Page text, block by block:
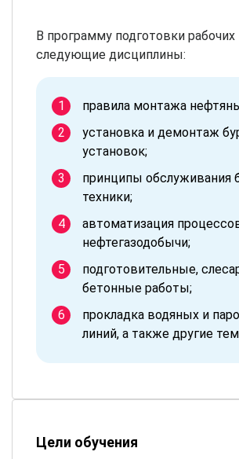
В программу подготовки
следующие дисциплины:
правила монтажа
установка и демонтаж
установок;
принципы обслуживания
техники;
автоматизация
нефтегазодобычи;
подготовительные,
бетонные работы;
прокладка водяных и
линий, а также другие
Цели обучения